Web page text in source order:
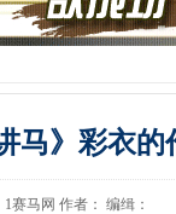
马》彩衣的
1赛马网 作者： 编缉：